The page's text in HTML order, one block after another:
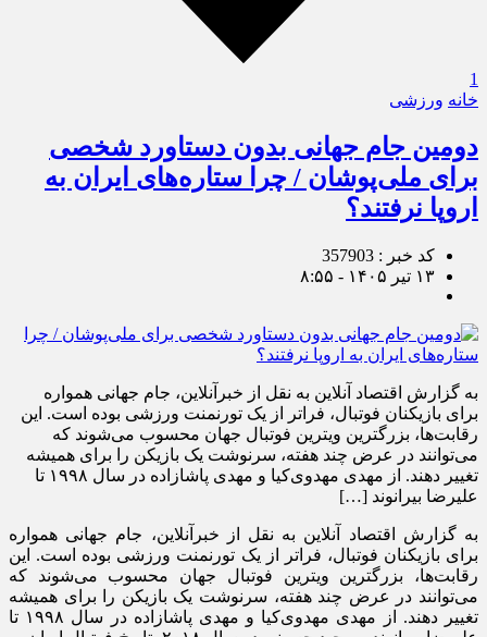
1
خانه ورزشی
دومین جام جهانی بدون دستاورد شخصی
برای ملی‌پوشان / چرا ستاره‌های ایران به
اروپا نرفتند؟
کد خبر : 357903
۱۳ تیر ۱۴۰۵ - ۸:۵۵
به گزارش اقتصاد آنلاین به نقل از خبرآنلاین، جام جهانی همواره
برای بازیکنان فوتبال، فراتر از یک تورنمنت ورزشی بوده است. این
رقابت‌ها، بزرگترین ویترین فوتبال جهان محسوب می‌شوند که
می‌توانند در عرض چند هفته، سرنوشت یک بازیکن را برای همیشه
تغییر دهند. از مهدی مهدوی‌کیا و مهدی پاشازاده در سال ۱۹۹۸ تا
علیرضا بیرانوند […]
به گزارش اقتصاد آنلاین به نقل از خبرآنلاین، جام جهانی همواره
برای بازیکنان فوتبال، فراتر از یک تورنمنت ورزشی بوده است. این
رقابت‌ها، بزرگترین ویترین فوتبال جهان محسوب می‌شوند که
می‌توانند در عرض چند هفته، سرنوشت یک بازیکن را برای همیشه
تغییر دهند. از مهدی مهدوی‌کیا و مهدی پاشازاده در سال ۱۹۹۸ تا